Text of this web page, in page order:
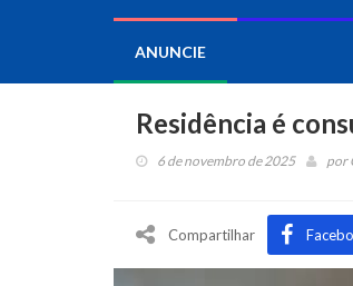
ANUNCIE
Residência é
6 de novembro de 2025 por
Compartilhar